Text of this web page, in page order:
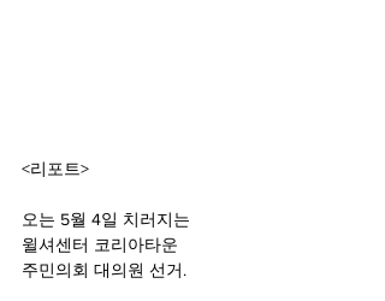
<리포트>
오는 5월 4일 치러지는
윌셔센터 코리아타운
주민의회 대의원 선거.